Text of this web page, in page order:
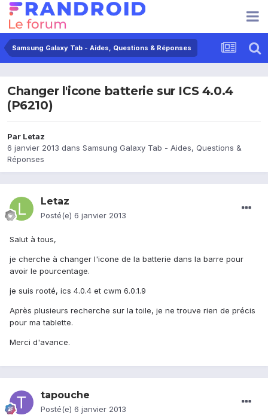
Samsung Galaxy Tab - Aides, Questions & Réponses
Changer l'icone batterie sur ICS 4.0.4
(P6210)
Par Letaz
6 janvier 2013 dans Samsung Galaxy Tab - Aides, Questions &
Réponses
Letaz
Posté(e) 6 janvier 2013
Salut à tous,
je cherche à changer l'icone de la batterie dans la barre pour
avoir le pourcentage.
je suis rooté, ics 4.0.4 et cwm 6.0.1.9
Après plusieurs recherche sur la toile, je ne trouve rien de précis
pour ma tablette.
Merci d'avance.
tapouche
Posté(e) 6 janvier 2013